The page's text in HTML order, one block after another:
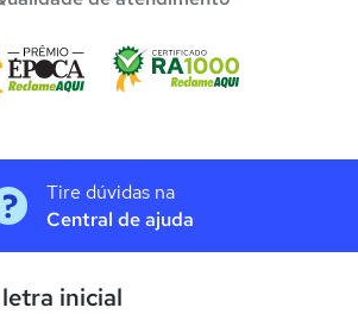
Tire dúvidas na
Central de ajuda
inicial